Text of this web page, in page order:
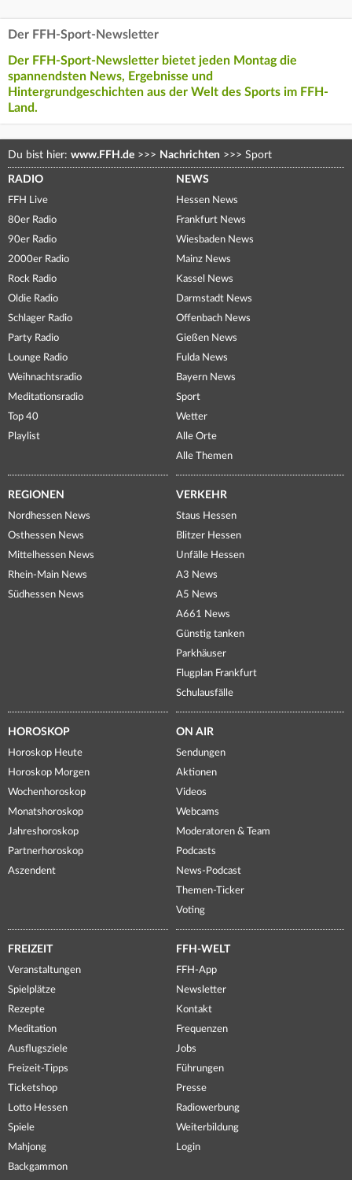
Der FFH-Sport-Newsletter
Der FFH-Sport-Newsletter bietet jeden Montag die
spannendsten News, Ergebnisse und
Hintergrundgeschichten aus der Welt des Sports im FFH-
Land.
Du bist hier: www.FFH.de >>> Nachrichten >>> Sport
RADIO
FFH Live
80er Radio
90er Radio
2000er Radio
Rock Radio
Oldie Radio
Schlager Radio
Party Radio
Lounge Radio
Weihnachtsradio
Meditationsradio
Top 40
Playlist
NEWS
Hessen News
Frankfurt News
Wiesbaden News
Mainz News
Kassel News
Darmstadt News
Offenbach News
Gießen News
Fulda News
Bayern News
Sport
Wetter
Alle Orte
Alle Themen
REGIONEN
Nordhessen News
Osthessen News
Mittelhessen News
Rhein-Main News
Südhessen News
VERKEHR
Staus Hessen
Blitzer Hessen
Unfälle Hessen
A3 News
A5 News
A661 News
Günstig tanken
Parkhäuser
Flugplan Frankfurt
Schulausfälle
HOROSKOP
Horoskop Heute
Horoskop Morgen
Wochenhoroskop
Monatshoroskop
Jahreshoroskop
Partnerhoroskop
Aszendent
ON AIR
Sendungen
Aktionen
Videos
Webcams
Moderatoren & Team
Podcasts
News-Podcast
Themen-Ticker
Voting
FREIZEIT
Veranstaltungen
Spielplätze
Rezepte
Meditation
Ausflugsziele
Freizeit-Tipps
Ticketshop
Lotto Hessen
Spiele
Mahjong
Backgammon
FFH-WELT
FFH-App
Newsletter
Kontakt
Frequenzen
Jobs
Führungen
Presse
Radiowerbung
Weiterbildung
Login